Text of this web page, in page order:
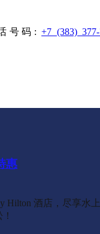
号码:+7 (383) 377-
惠
Hilton 酒店，尽享水
惠
至周一期间
”特惠
五至周一
惠
五至周一
五至周一
惠
五至周一
惠
五至周一
前后一周内预订。
税
对在希尔顿的双布莱